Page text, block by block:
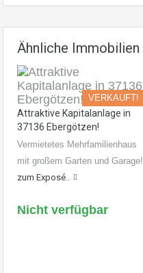
Ähnliche Immobilien
VERKAUFT!
Attraktive Kapitalanlage in
37136 Ebergötzen!
Vermietetes Mehrfamilienhaus
mit großem Garten und Garage!
zum Exposé..
Nicht verfügbar